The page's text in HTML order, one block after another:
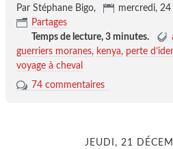
Par Stéphane Bigo, mercredi,
Partages
Temps de lecture, 3 minutes.
guerriers moranes
kenya perte
voyage à cheval
74 commentaires
JEUDI, 21